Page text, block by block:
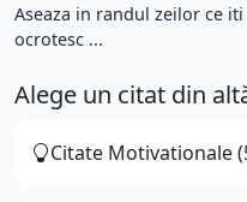
Aseaza in randul zeilor ce iti
ocrotesc ...
Alege un citat din
Citate Motivationale